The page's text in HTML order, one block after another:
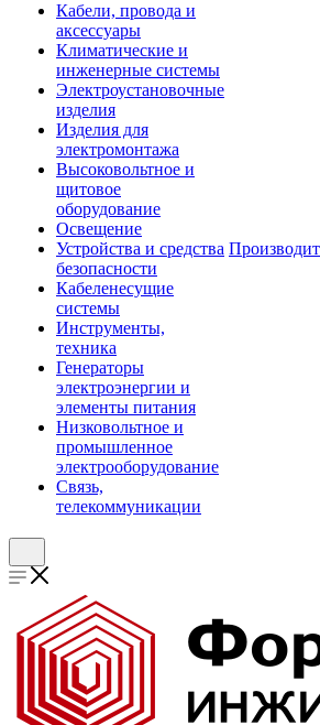
Кабели, провода и
аксессуары
Климатические и
инженерные системы
Электроустановочные
изделия
Изделия для
электромонтажа
Высоковольтное и
щитовое
оборудование
Освещение
Устройства и средства
безопасности
Кабеленесущие
системы
Инструменты,
техника
Генераторы
электроэнергии и
элементы питания
Низковольтное и
промышленное
электрооборудование
Связь,
телекоммуникации